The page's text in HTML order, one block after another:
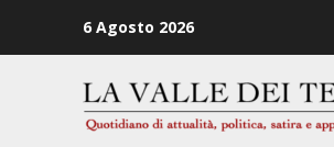
6 Agosto 2026